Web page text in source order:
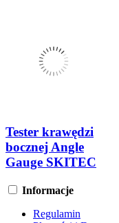
Tester krawędzi
bocznej Angle
Gauge SKITEC
Informacje
Regulamin